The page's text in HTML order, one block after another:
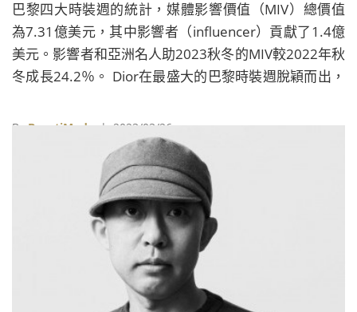
巴黎四大時裝週的統計，媒體影響價值（MIV）總價值
為7.31億美元，其中影響者（influencer）貢獻了1.4億
美元。影響者和亞洲名人助2023秋冬的MIV較2022年秋
冬成長24.2％。 Dior在最盛大的巴黎時裝週脫穎而出，
Blackpink成員Jisoo一人為Dior帶來的媒體影響價值，就
佔Dior所有媒體影響價值的23％，她秀前在IG發表的單
一一則貼文，獲得了800多萬個讚，以及180萬美元的
MIV。Dior同時也是下載次數最多和觀看次數最多的設
計師品牌榜首。
By BeautiMode | 2023/03/26